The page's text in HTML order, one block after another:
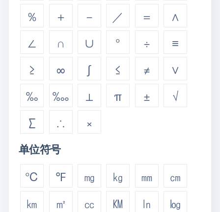
％
＋ － ／ ＝
∧
∠
∩ ∪ ° ÷
≡
≥
∞ ∫ ≤ ≠
∨
‰
‱ ⊥ π ±
√
∑
∴ ×
单位符号
℃ ℉ ㎎ ㎏ ㎜
㎝
㎞
㎡ ㏄ ㏎ ㏑
㏒